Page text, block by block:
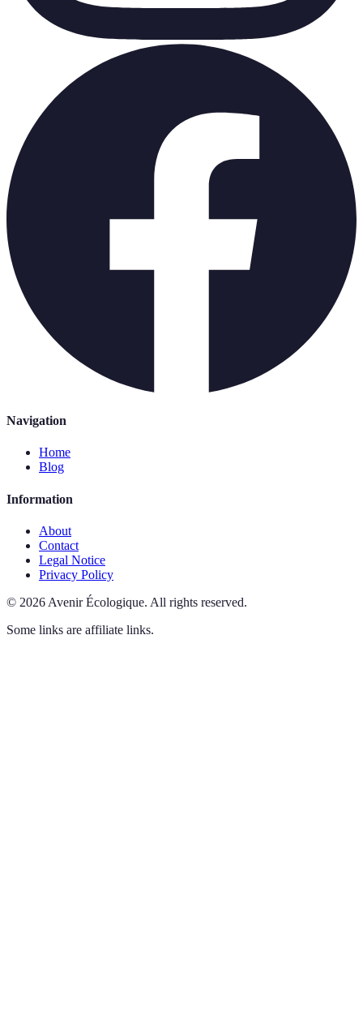
Navigation
Home
Blog
Information
About
Contact
Legal Notice
Privacy Policy
© 2026 Avenir Écologique. All rights reserved.
Some links are affiliate links.